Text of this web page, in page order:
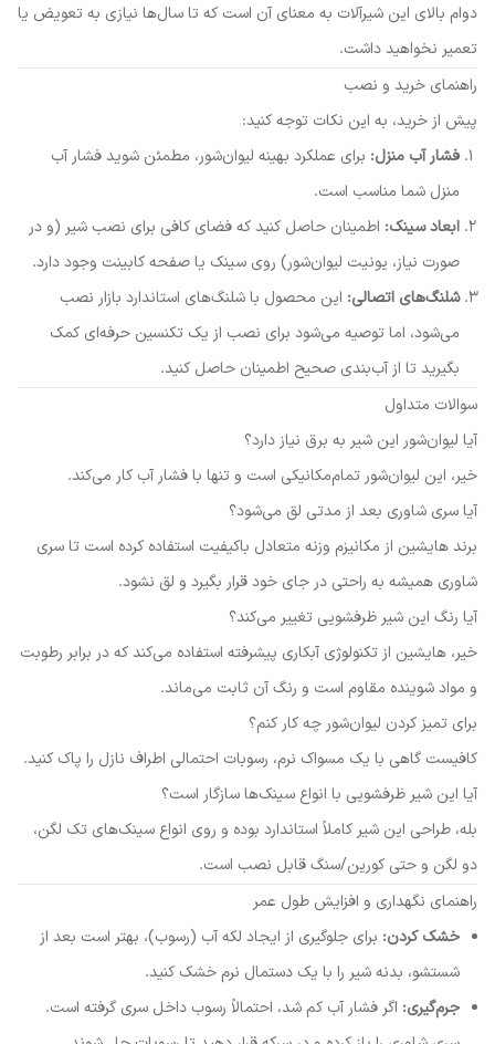
دوام بالای این شیرآلات به معنای آن است که تا سال‌ها نیازی به تعویض یا
تعمیر نخواهید داشت.
راهنمای خرید و نصب
پیش از خرید، به این نکات توجه کنید:
فشار آب منزل: برای عملکرد بهینه لیوان‌شور، مطمئن شوید فشار آب
منزل شما مناسب است.
ابعاد سینک: اطمینان حاصل کنید که فضای کافی برای نصب شیر (و در
صورت نیاز، یونیت لیوان‌شور) روی سینک یا صفحه کابینت وجود دارد.
شلنگ‌های اتصالی: این محصول با شلنگ‌های استاندارد بازار نصب
می‌شود، اما توصیه می‌شود برای نصب از یک تکنسین حرفه‌ای کمک
بگیرید تا از آب‌بندی صحیح اطمینان حاصل کنید.
سوالات متداول
آیا لیوان‌شور این شیر به برق نیاز دارد؟
خیر، این لیوان‌شور تمام‌مکانیکی است و تنها با فشار آب کار می‌کند.
آیا سری شاوری بعد از مدتی لق می‌شود؟
برند هایشین از مکانیزم وزنه متعادل باکیفیت استفاده کرده است تا سری
شاوری همیشه به راحتی در جای خود قرار بگیرد و لق نشود.
آیا رنگ این شیر ظرفشویی تغییر می‌کند؟
خیر، هایشین از تکنولوژی آبکاری پیشرفته استفاده می‌کند که در برابر رطوبت
و مواد شوینده مقاوم است و رنگ آن ثابت می‌ماند.
برای تمیز کردن لیوان‌شور چه کار کنم؟
کافیست گاهی با یک مسواک نرم، رسوبات احتمالی اطراف نازل را پاک کنید.
آیا این شیر ظرفشویی با انواع سینک‌ها سازگار است؟
بله، طراحی این شیر کاملاً استاندارد بوده و روی انواع سینک‌های تک لگن،
دو لگن و حتی کورین/سنگ قابل نصب است.
راهنمای نگهداری و افزایش طول عمر
خشک کردن: برای جلوگیری از ایجاد لکه آب (رسوب)، بهتر است بعد از
شستشو، بدنه شیر را با یک دستمال نرم خشک کنید.
جرم‌گیری: اگر فشار آب کم شد، احتمالاً رسوب داخل سری گرفته است.